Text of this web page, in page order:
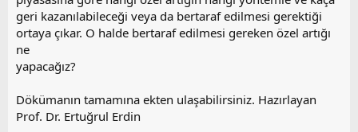
n
h
i
geri kazanılabileceği veya da bertaraf edilmesi gerektiği
ortaya çıkar. O halde bertaraf edilmesi gereken özel artığı
ne
yapacağız?
Dökümanın tamamına ekten ulaşabilirsiniz. Hazırlayan
Prof. Dr. Ertuğrul Erdin